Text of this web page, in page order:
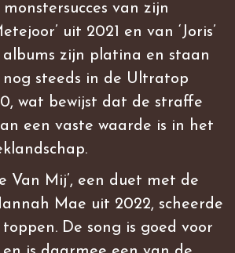
monstersucces van zijn
uit 2021 en van ‘Joris’
albums zijn platina en staan
steeds in de Ultratop
wat bewijst dat de straffe
een vaste waarde is in het
Van Mij’, een duet met de
Mae uit 2022, scheerde
De song is goed voor